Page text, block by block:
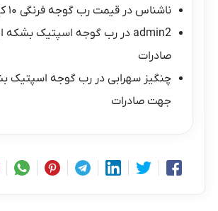
ناشناس درقیمت رب گوجه فرنگی ۱۰ کیلویی
admin2 دررب گوجه اسپتیک بشکه
صادرات
چنگیز سهرابی دررب گوجه اسپتیک
جهت صادرات